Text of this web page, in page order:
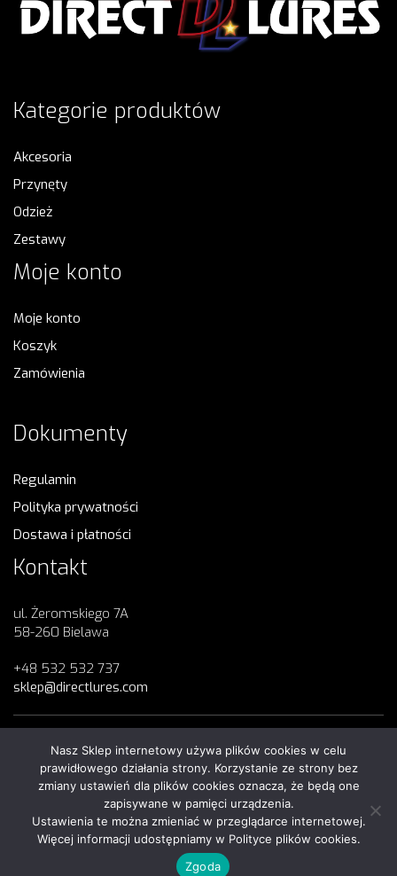
Kategorie produktów
Akcesoria
Przynęty
Odzież
Zestawy
Moje konto
Moje konto
Koszyk
Zamówienia
Dokumenty
Regulamin
Polityka prywatności
Dostawa i płatności
Kontakt
ul. Żeromskiego 7A
58-260 Bielawa
+48 532 532 737
sklep@directlures.com
Copyright 2023Direct Lures© All Rights Reserved
Regulamin Polityka prywatności
Nasz Sklep internetowy używa plików cookies w celu
prawidłowego działania strony. Korzystanie ze strony bez
zmiany ustawień dla plików cookies oznacza, że będą one
zapisywane w pamięci urządzenia.
Ustawienia te można zmieniać w przeglądarce internetowej.
Więcej informacji udostępniamy w Polityce plików cookies.
Zgoda